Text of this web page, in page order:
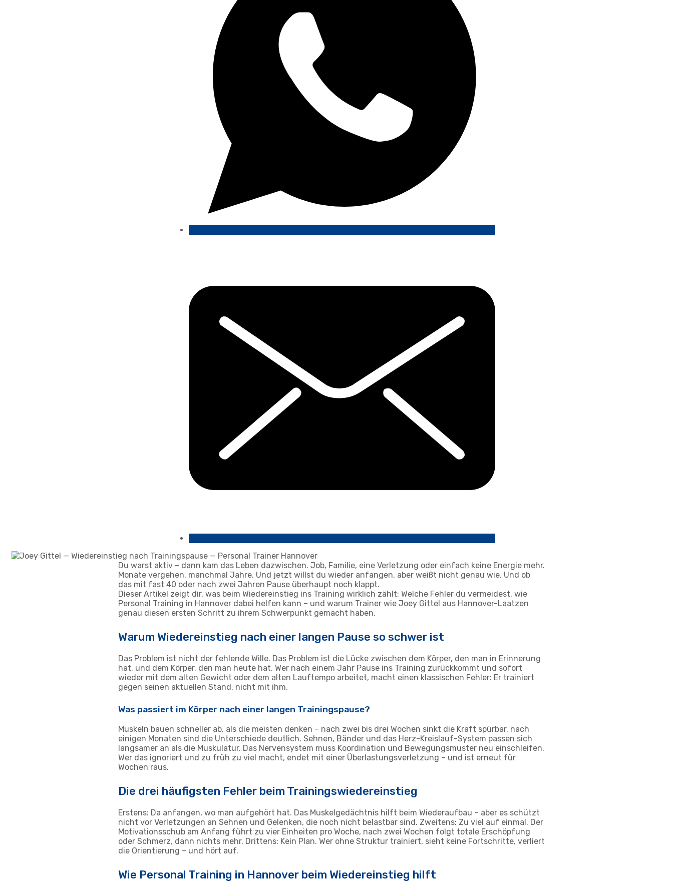
Du warst aktiv – dann kam das Leben dazwischen. Job, Familie, eine Verletzung oder einfach keine Energie mehr.
Monate vergehen, manchmal Jahre. Und jetzt willst du wieder anfangen, aber weißt nicht genau wie. Und ob
das mit fast 40 oder nach zwei Jahren Pause überhaupt noch klappt.
Dieser Artikel zeigt dir, was beim Wiedereinstieg ins Training wirklich zählt: Welche Fehler du vermeidest, wie
Personal Training in Hannover dabei helfen kann – und warum Trainer wie Joey Gittel aus Hannover-Laatzen
genau diesen ersten Schritt zu ihrem Schwerpunkt gemacht haben.
Warum Wiedereinstieg nach einer langen Pause so schwer ist
Das Problem ist nicht der fehlende Wille. Das Problem ist die Lücke zwischen dem Körper, den man in Erinnerung
hat, und dem Körper, den man heute hat. Wer nach einem Jahr Pause ins Training zurückkommt und sofort
wieder mit dem alten Gewicht oder dem alten Lauftempo arbeitet, macht einen klassischen Fehler: Er trainiert
gegen seinen aktuellen Stand, nicht mit ihm.
Was passiert im Körper nach einer langen Trainingspause?
Muskeln bauen schneller ab, als die meisten denken – nach zwei bis drei Wochen sinkt die Kraft spürbar, nach
einigen Monaten sind die Unterschiede deutlich. Sehnen, Bänder und das Herz-Kreislauf-System passen sich
langsamer an als die Muskulatur. Das Nervensystem muss Koordination und Bewegungsmuster neu einschleifen.
Wer das ignoriert und zu früh zu viel macht, endet mit einer Überlastungsverletzung – und ist erneut für
Wochen raus.
Die drei häufigsten Fehler beim Trainingswiedereinstieg
Erstens: Da anfangen, wo man aufgehört hat. Das Muskelgedächtnis hilft beim Wiederaufbau – aber es schützt
nicht vor Verletzungen an Sehnen und Gelenken, die noch nicht belastbar sind. Zweitens: Zu viel auf einmal. Der
Motivationsschub am Anfang führt zu vier Einheiten pro Woche, nach zwei Wochen folgt totale Erschöpfung
oder Schmerz, dann nichts mehr. Drittens: Kein Plan. Wer ohne Struktur trainiert, sieht keine Fortschritte, verliert
die Orientierung – und hört auf.
Wie Personal Training in Hannover beim Wiedereinstieg hilft